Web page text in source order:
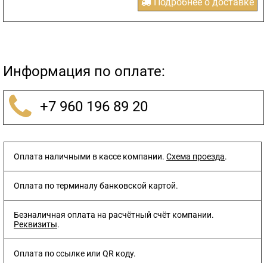
Информация по оплате:
+7 960 196 89 20
Оплата наличными в кассе компании. Схема проезда.
Оплата по терминалу банковской картой.
Безналичная оплата на расчётный счёт компании.
Реквизиты.
Оплата по ссылке или QR коду.